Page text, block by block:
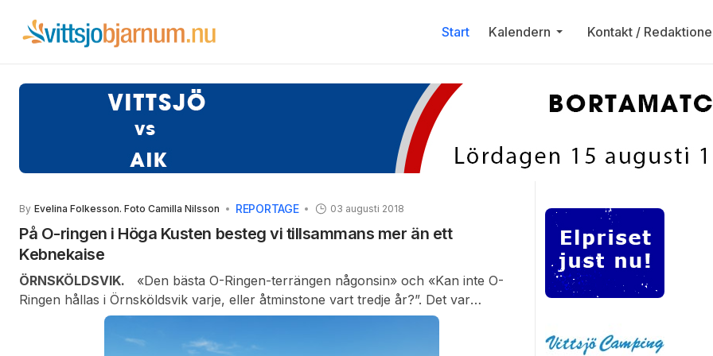
Start Kalendern Kontakt /
By Evelina Folkesson. Foto Camilla Nilsson REPORTAGE 03 augusti 2018
På O-ringen i Höga Kusten besteg vi tillsammans mer än ett
Kebnekaise
ÖRNSKÖLDSVIK. «Den bästa O-Ringen-terrängen någonsin» och «Kan inte O-
Ringen hållas i Örnsköldsvik varje, eller åtminstone vart tredje år?”. Det var
värmande kommentarer från besökare på årets O-Ringen, kommentarer som
borde fylla arrangörerna med stolthet högt upp över öronen. Och visst bjöd